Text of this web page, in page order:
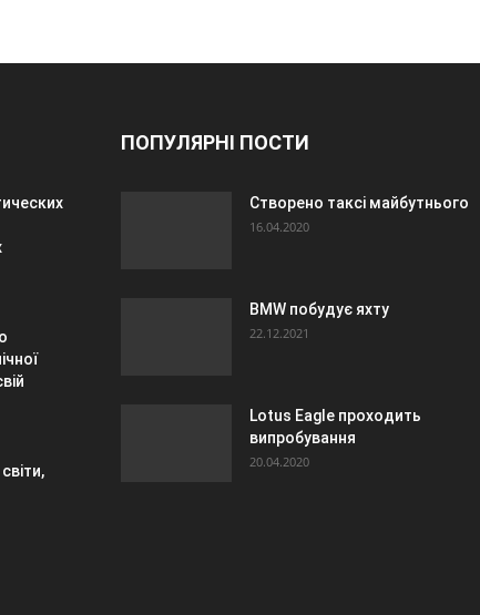
ПОПУЛЯРНІ ПОСТИ
Створено таксі майбутнього
16.04.2020
BMW побудує яхту
22.12.2021
Lotus Eagle проходить
випробування
20.04.2020